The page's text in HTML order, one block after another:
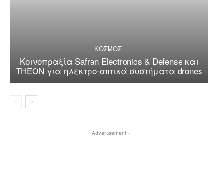
ΚΟΣΜΟΣ
Κοινοπραξία Safran Electronics & Defense και
THEON για ηλεκτρο-οπτικά συστήματα drones
- Advertisement -